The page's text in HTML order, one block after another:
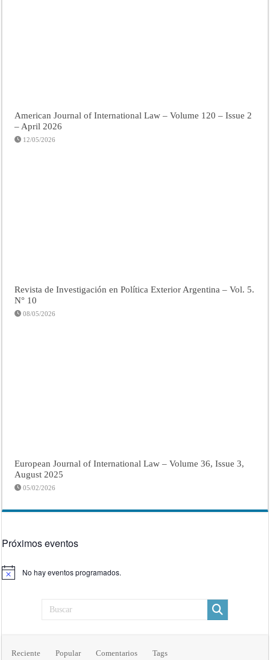
American Journal of International Law – Volume 120 – Issue 2
– April 2026
12/05/2026
Revista de Investigación en Política Exterior Argentina – Vol. 5.
N° 10
08/05/2026
European Journal of International Law – Volume 36, Issue 3,
August 2025
05/02/2026
Próximos eventos
Aviso No hay eventos programados.
Reciente Popular Comentarios Tags